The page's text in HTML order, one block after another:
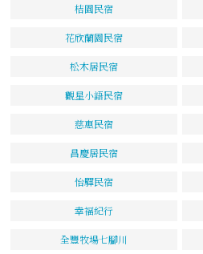
桔園民宿
花欣蘭園民宿
松木居民宿
觀星小語民宿
慈惠民宿
昌慶居民宿
怡驛民宿
幸福紀行
全豐牧場七腳川